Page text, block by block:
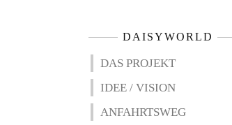
DAISYWORLD
DAS PROJEKT
IDEE / VISION
ANFAHRTSWEG